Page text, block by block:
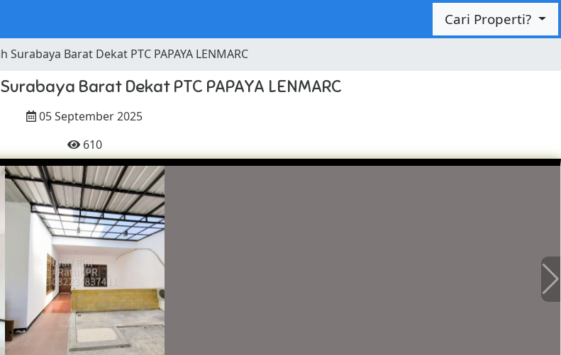
Cari Properti?
Barat Dekat PTC PAPAYA LENMARC
Barat Dekat PTC PAPAYA LENMARC
05 September 2025
610